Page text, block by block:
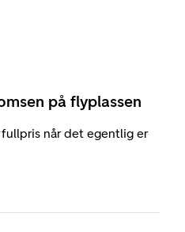
på flyplassen
når det egentlig er